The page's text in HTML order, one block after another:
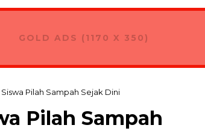
GOLD ADS (1170 X 350)
Pilah Sampah Sejak Dini
Pilah Sampah